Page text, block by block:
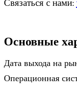
Связаться с нами:
Основные
Дата выхода на
Операционная